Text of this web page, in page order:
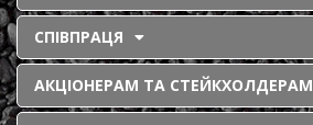
СПІВПРАЦЯ
АКЦІОНЕРАМ ТА СТЕЙКХОЛДЕРАМ